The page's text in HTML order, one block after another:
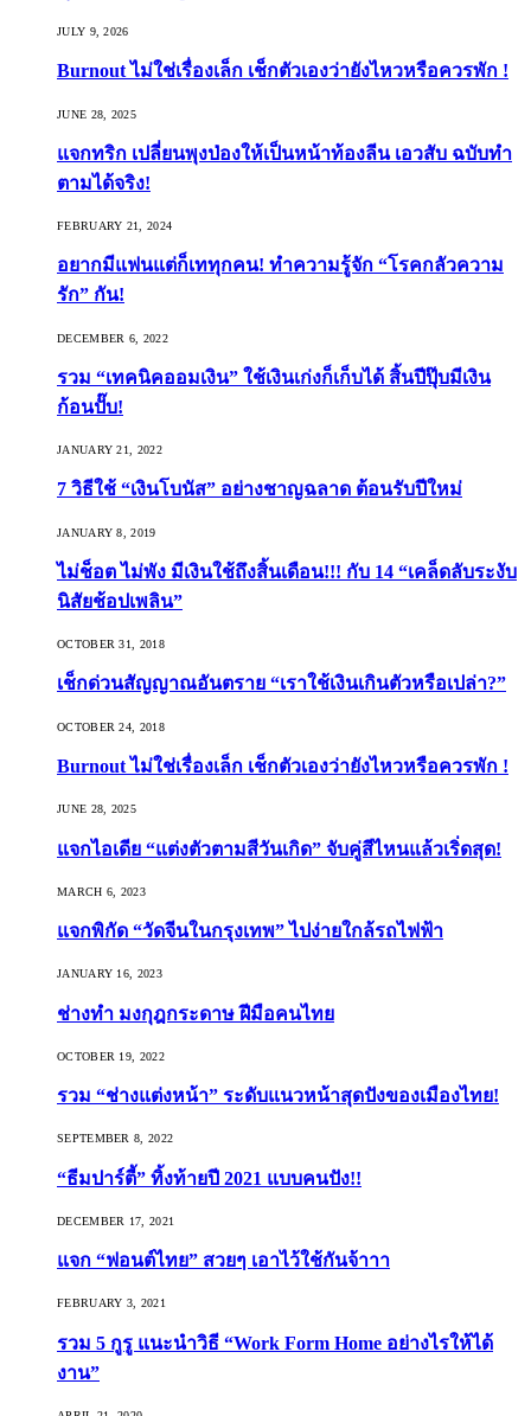
JULY 9, 2026
Burnout ไม่ใช่เรื่องเล็ก เช็กตัวเองว่ายังไหวหรือควรพัก !
JUNE 28, 2025
แจกทริก เปลี่ยนพุงป่องให้เป็นหน้าท้องลีน เอวสับ ฉบับทำ
ตามได้จริง!
FEBRUARY 21, 2024
อยากมีแฟนแต่ก็เททุกคน! ทำความรู้จัก “โรคกลัวความ
รัก” กัน!
DECEMBER 6, 2022
รวม “เทคนิคออมเงิน” ใช้เงินเก่งก็เก็บได้ สิ้นปีปุ๊บมีเงิน
ก้อนปั๊บ!
JANUARY 21, 2022
7 วิธีใช้ “เงินโบนัส” อย่างชาญฉลาด ต้อนรับปีใหม่
JANUARY 8, 2019
ไม่ช็อต ไม่พัง มีเงินใช้ถึงสิ้นเดือน!!! กับ 14 “เคล็ดลับระงับ
นิสัยช้อปเพลิน”
OCTOBER 31, 2018
เช็กด่วนสัญญาณอันตราย “เราใช้เงินเกินตัวหรือเปล่า?”
OCTOBER 24, 2018
Burnout ไม่ใช่เรื่องเล็ก เช็กตัวเองว่ายังไหวหรือควรพัก !
JUNE 28, 2025
แจกไอเดีย “แต่งตัวตามสีวันเกิด” จับคู่สีไหนแล้วเริ่ดสุด!
MARCH 6, 2023
แจกพิกัด “วัดจีนในกรุงเทพ” ไปง่ายใกล้รถไฟฟ้า
JANUARY 16, 2023
ช่างทำ มงกุฎกระดาษ ฝีมือคนไทย
OCTOBER 19, 2022
รวม “ช่างแต่งหน้า” ระดับแนวหน้าสุดปังของเมืองไทย!
SEPTEMBER 8, 2022
“ธีมปาร์ตี้” ทิ้งท้ายปี 2021 แบบคนปัง!!
DECEMBER 17, 2021
แจก “ฟอนต์ไทย” สวยๆ เอาไว้ใช้กันจ้าาา
FEBRUARY 3, 2021
รวม 5 กูรู แนะนำวิธี “Work Form Home อย่างไรให้ได้
งาน”